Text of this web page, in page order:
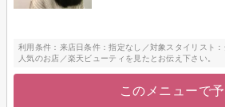
利用条件：来店日条件：指定なし／対象スタイリスト
人気のお店／楽天ビューティを見たとお伝え下さい。
このメニューで